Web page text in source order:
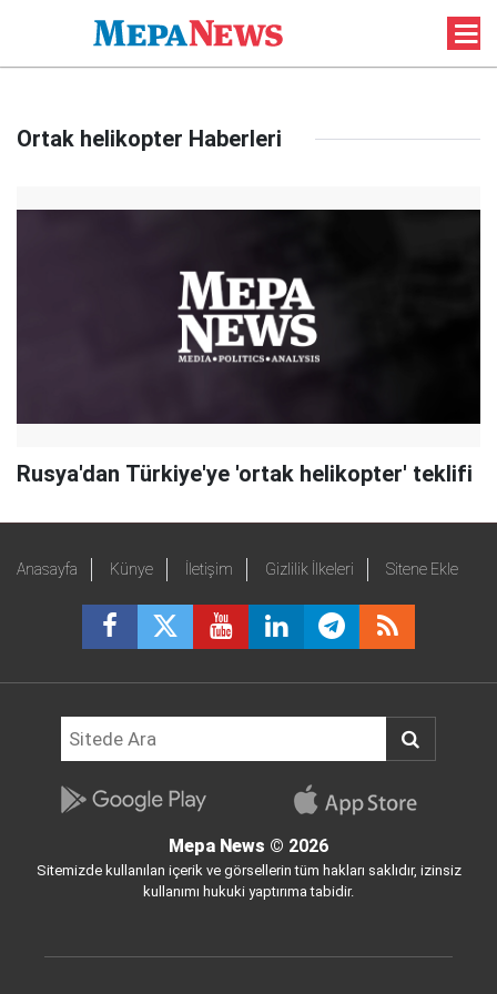
Ortak helikopter Haberleri
Rusya'dan Türkiye'ye 'ortak helikopter' teklifi
Anasayfa Künye İletişim Gizlilik İlkeleri Sitene Ekle
Mepa News © 2026
Sitemizde kullanılan içerik ve görsellerin tüm hakları saklıdır, izinsiz
kullanımı hukuki yaptırıma tabidir.